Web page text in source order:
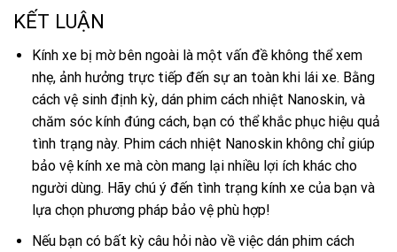
KẾT LUẬN
Kính xe bị mờ bên ngoài là một vấn đề không thể xem
nhẹ, ảnh hưởng trực tiếp đến sự an toàn khi lái xe. Bằng
cách vệ sinh định kỳ, dán phim cách nhiệt Nanoskin, và
chăm sóc kính đúng cách, bạn có thể khắc phục hiệu quả
tình trạng này. Phim cách nhiệt Nanoskin không chỉ giúp
bảo vệ kính xe mà còn mang lại nhiều lợi ích khác cho
người dùng. Hãy chú ý đến tình trạng kính xe của bạn và
lựa chọn phương pháp bảo vệ phù hợp!
Nếu bạn có bất kỳ câu hỏi nào về việc dán phim cách